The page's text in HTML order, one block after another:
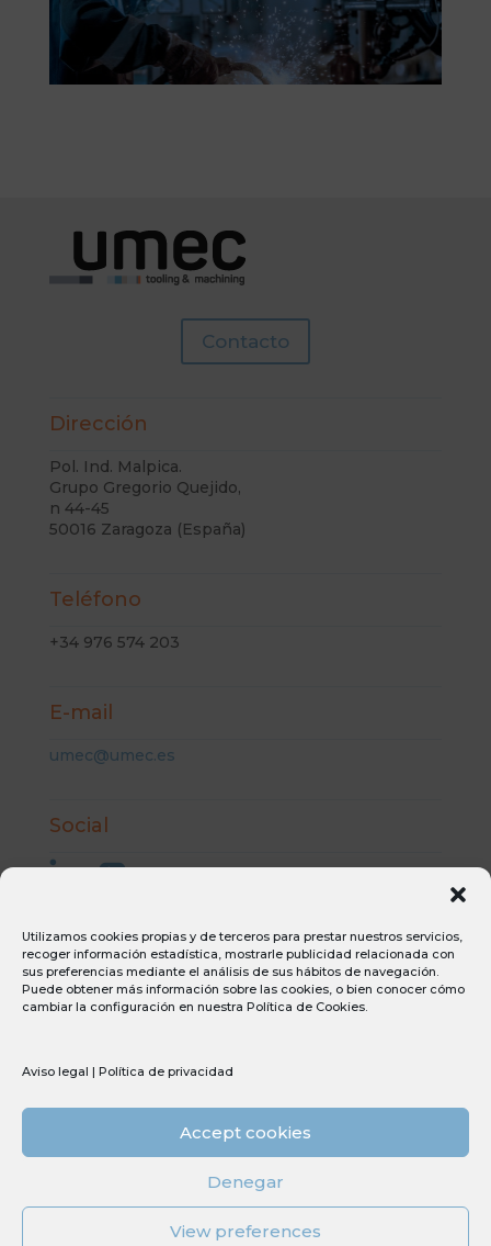
Utilizamos cookies propias y de terceros para prestar nuestros servicios,
recoger información estadística, mostrarle publicidad relacionada con
sus preferencias mediante el análisis de sus hábitos de navegación.
Puede obtener más información sobre las cookies, o bien conocer cómo
cambiar la configuración en nuestra Política de Cookies.
Aviso legal | Política de privacidad
Accept cookies
Denegar
View preferences
Contacto
Dirección
Pol. Ind. Malpica.
Grupo Gregorio Quejido,
n 44-45
50016 Zaragoza (España)
Teléfono
+34 976 574 203
E-mail
umec@umec.es
Social
Aviso Legal
Condiciones generales de compra
Política de privacidad
Sostenibilidad
Tdi